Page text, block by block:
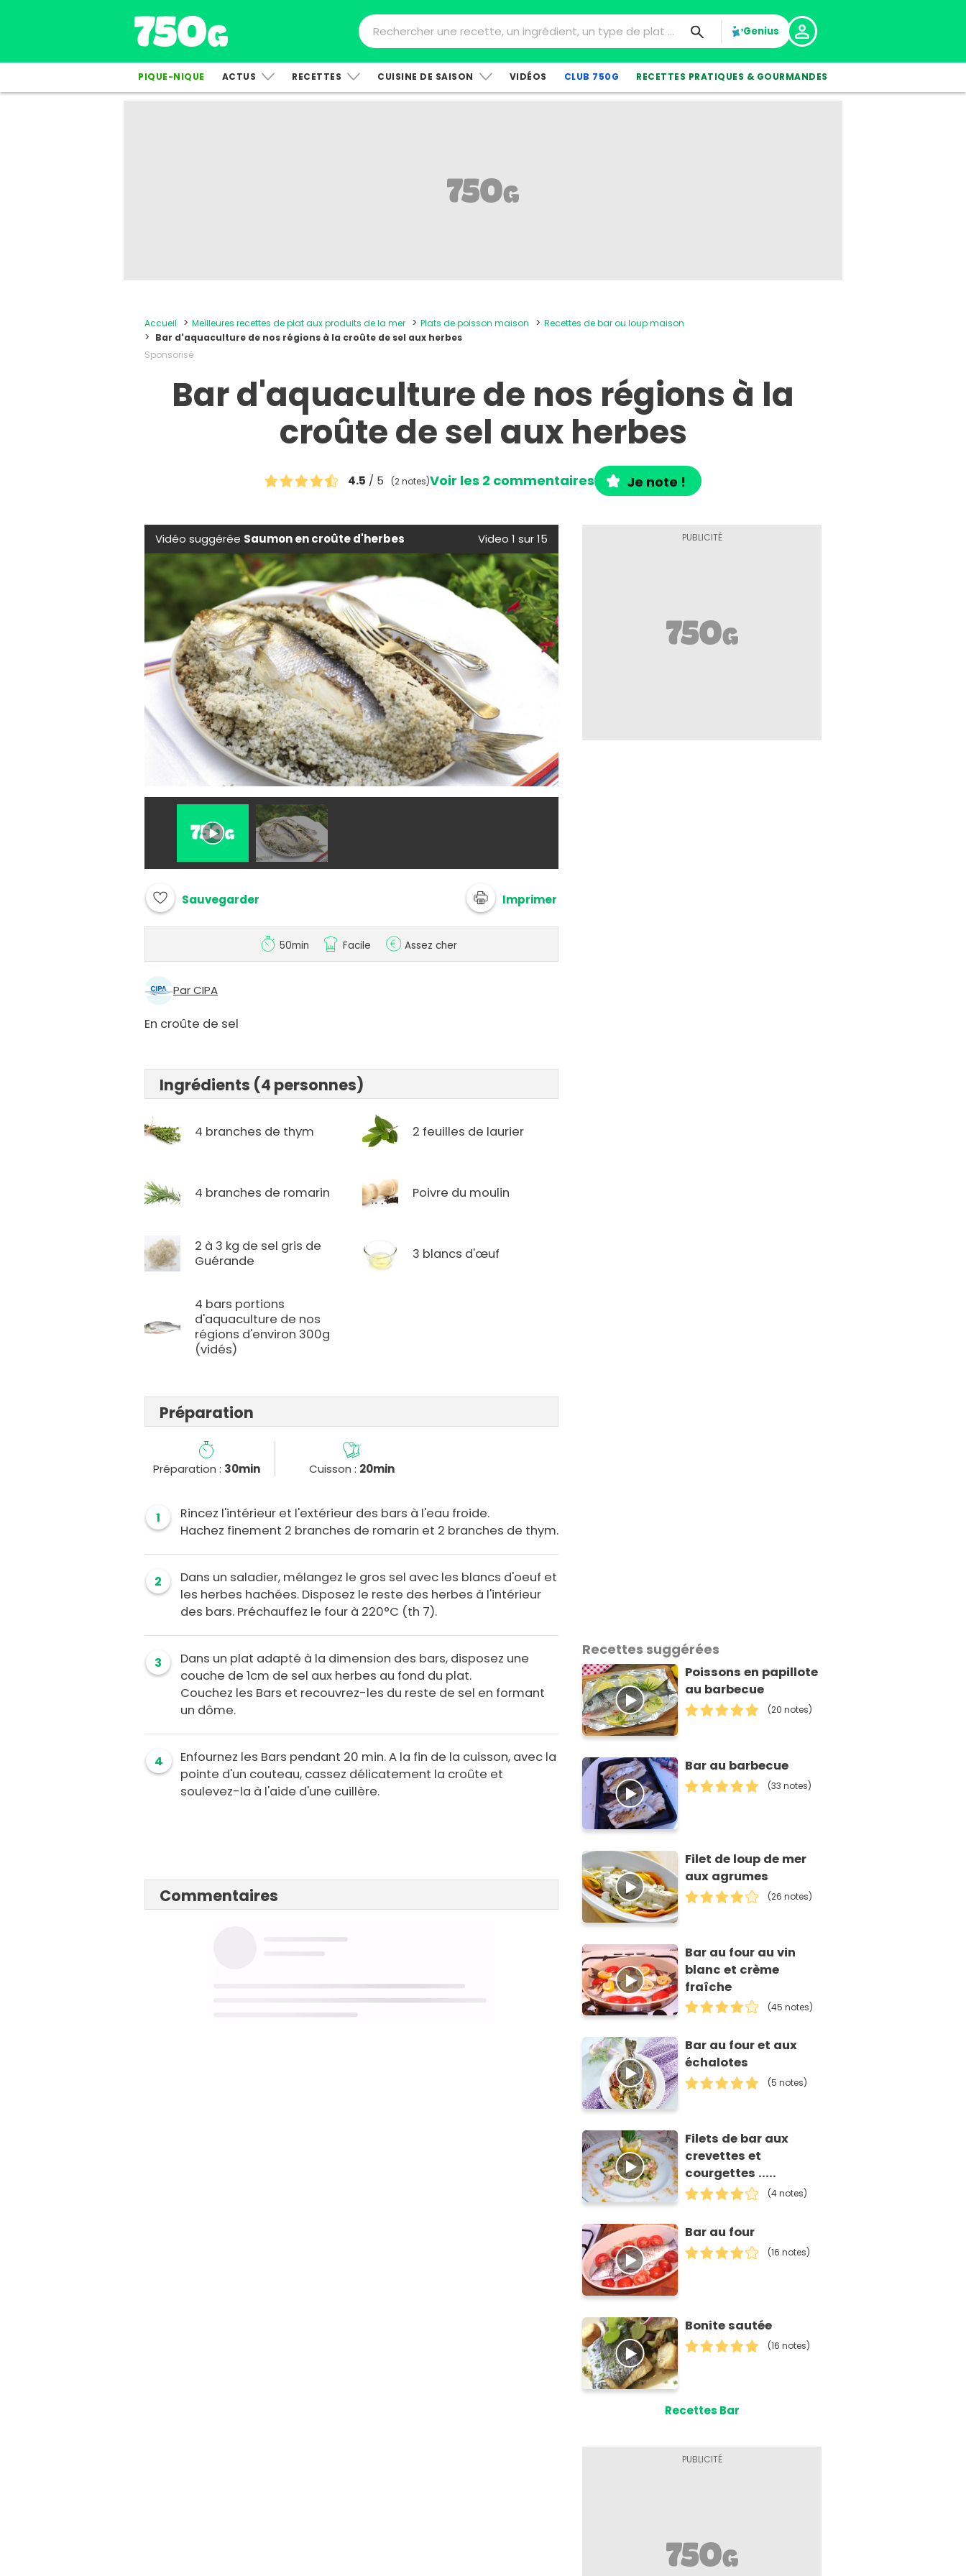
Genius
PIQUE-NIQUE ACTUS RECETTES CUISINE DE SAISON VIDÉOS CLUB 750G RECETTES PRATIQUES & GOURMANDES
Accueil Meilleures recettes de plat aux produits de la mer Plats de poisson maison
Recettes de bar ou loup maison
Bar d'aquaculture de nos régions à la croûte de sel aux herbes
Sponsorisé
Bar d'aquaculture de nos régions à la
croûte de sel aux herbes
4.5 / 5 (2 notes)Voir les 2 commentaires Je note !
Vidéo suggérée Saumon en croûte d'herbes Video 1 sur 15
Sauvegarder Imprimer
50min Facile Assez cher
Par CIPA
En croûte de sel
Ingrédients (4 personnes)
4 branches de thym 2 feuilles de laurier
4 branches de romarin Poivre du moulin
2 à 3 kg de sel gris de
Guérande
3 blancs d'œuf
4 bars portions
d'aquaculture de nos
régions d'environ 300g
(vidés)
Préparation
Préparation : 30min Cuisson : 20min
1
Rincez l'intérieur et l'extérieur des bars à l'eau froide.
Hachez finement 2 branches de romarin et 2 branches de thym.
2
Dans un saladier, mélangez le gros sel avec les blancs d'oeuf et
les herbes hachées. Disposez le reste des herbes à l'intérieur
des bars. Préchauffez le four à 220°C (th 7).
3
Dans un plat adapté à la dimension des bars, disposez une
couche de 1cm de sel aux herbes au fond du plat.
Couchez les Bars et recouvrez-les du reste de sel en formant
un dôme.
4
Enfournez les Bars pendant 20 min. A la fin de la cuisson, avec la
pointe d'un couteau, cassez délicatement la croûte et
soulevez-la à l'aide d'une cuillère.
Commentaires
Recettes suggérées
Poissons en papillote
au barbecue
(20 notes)
Bar au barbecue
(33 notes)
Filet de loup de mer
aux agrumes
(26 notes)
Bar au four au vin
blanc et crème
fraîche
(45 notes)
Bar au four et aux
échalotes
(5 notes)
Filets de bar aux
crevettes et
courgettes .....
(4 notes)
Bar au four
(16 notes)
Bonite sautée
(16 notes)
Recettes Bar